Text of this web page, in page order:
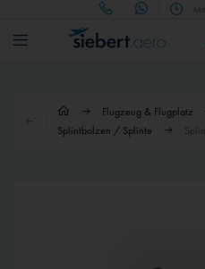
Flugzeug & Flugplatz
Splintbolzen / Splinte